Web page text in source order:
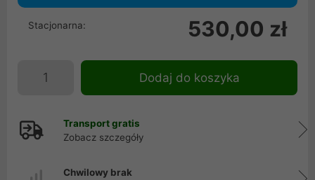
Stacjonarna: 530,00 zł
Dodaj do koszyka
Transport gratis
Zobacz szczegóły
Chwilowy brak